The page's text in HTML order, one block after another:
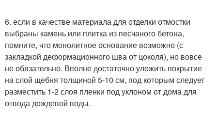
6. если в качестве материала для отделки отмостки
выбраны камень или плитка из песчаного бетона,
помните, что монолитное основание возможно (с
закладкой деформационного шва от цоколя), но вовсе
не обязательно. Вполне достаточно уложить покрытие
на слой щебня толщиной 5-10 см, под которым следует
разместить 1-2 слоя пленки под уклоном от дома для
отвода дождевой воды.